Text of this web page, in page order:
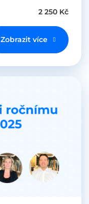
2 250 Kč
Zobrazit více